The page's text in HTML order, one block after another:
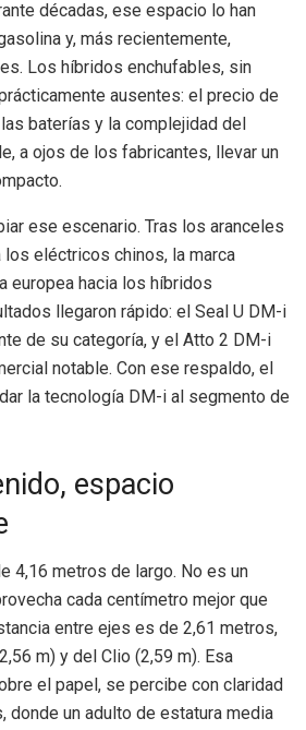
décadas, ese espacio lo han
y, más recientemente,
Los híbridos enchufables, sin
ausentes: el precio de
baterías y la complejidad del
a ojos de los fabricantes, llevar un
ese escenario. Tras los aranceles
los eléctricos chinos, la marca
europea hacia los híbridos
llegaron rápido: el Seal U DM-i
de su categoría, y el Atto 2 DM-i
notable. Con ese respaldo, el
la tecnología DM-i al segmento de
espacio
4,16 metros de largo. No es un
cada centímetro mejor que
entre ejes es de 2,61 metros,
m) y del Clio (2,59 m). Esa
el papel, se percibe con claridad
donde un adulto de estatura media